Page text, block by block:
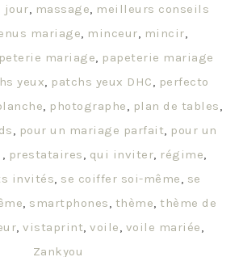
jour, massage, meilleurs conseils
mariage, minceur, mincir,
mariage, papeterie mariage
yeux, patchs yeux DHC, perfecto
, photographe, plan de tables,
, pour un mariage parfait, pour un
, prestataires, qui inviter, régime,
invités, se coiffer soi-même, se
, smartphones, thème, thème de
,vistaprint,voile, voile mariée,
Zankyou